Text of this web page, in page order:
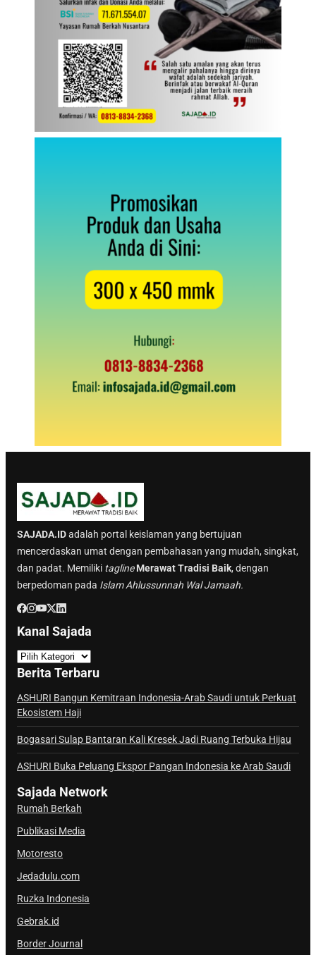
SAJADA.IDadalah portal keislaman yang bertujuan
mencerdaskan umat dengan pembahasan yang mudah, singkat,
dan padat. Memiliki tagline Merawat Tradisi Baik, dengan
berpedoman pada Islam Ahlussunnah Wal Jamaah.
Kanal Sajada
a
n
a
l
j
d
a
Berita Terbaru
ASHURI Bangun Kemitraan Indonesia-Arab Saudi untuk Perkuat
Ekosistem Haji
Bogasari Sulap Bantaran Kali Kresek Jadi Ruang Terbuka Hijau
ASHURI Buka Peluang Ekspor Pangan Indonesia ke Arab Saudi
Sajada Network
Rumah Berkah
Publikasi Media
Motoresto
Jedadulu.com
Ruzka Indonesia
Gebrak.id
Border Journal